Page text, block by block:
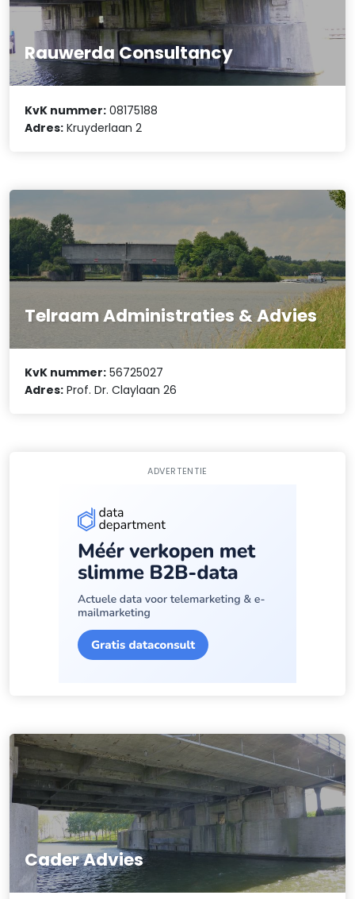
Rauwerda Consultancy
KvK nummer: 08175188
Adres: Kruyderlaan 2
Telraam Administraties & Advies
KvK nummer: 56725027
Adres: Prof. Dr. Claylaan 26
ADVERTENTIE
Cader Advies